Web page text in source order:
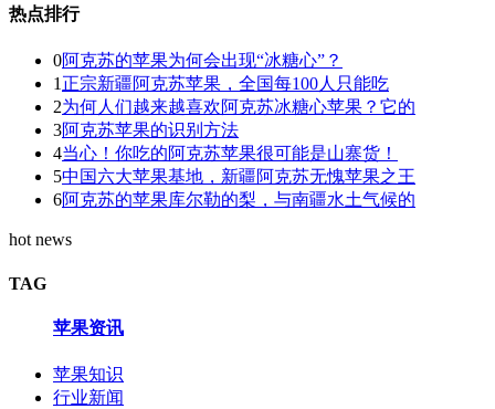
热点排行
0阿克苏的苹果为何会出现“冰糖心”？
1 正宗新疆阿克苏苹果，全国每100人只能吃
2为何人们越来越喜欢阿克苏冰糖心苹果？它的
3阿克苏苹果的识别方法
4当心！你吃的阿克苏苹果很可能是山寨货！
5中国六大苹果基地，新疆阿克苏无愧苹果之王
6阿克苏的苹果库尔勒的梨，与南疆水土气候的
hot news
TAG
苹果资讯
苹果知识
行业新闻